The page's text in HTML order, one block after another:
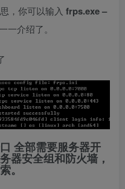
，你可以输入 frps.exe –
一介绍了。
全部需要服务器开
器安全组和防火墙 ，
。